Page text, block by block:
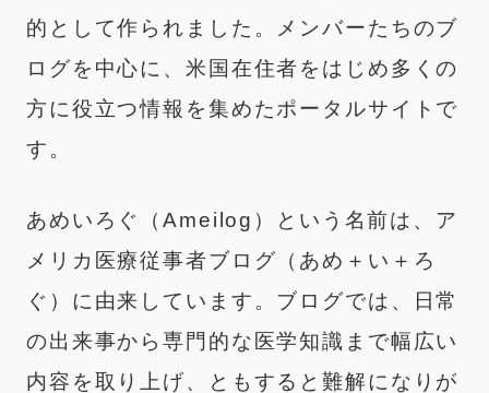
的として作られました。メンバーたちのブ
ログを中心に、米国在住者をはじめ多くの
方に役立つ情報を集めたポータルサイトで
す。
あめいろぐ（Ameilog）という名前は、ア
メリカ医療従事者ブログ（あめ＋い＋ろ
ぐ）に由来しています。ブログでは、日常
の出来事から専門的な医学知識まで幅広い
内容を取り上げ、ともすると難解になりが